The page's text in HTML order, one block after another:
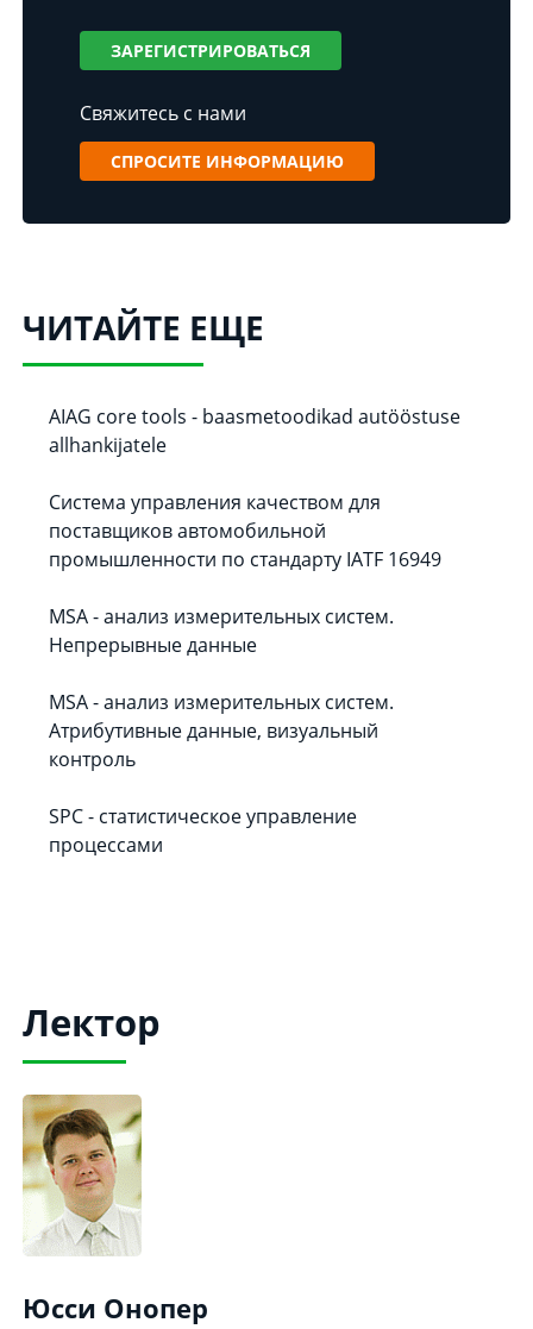
ЗАРЕГИСТРИРОВАТЬСЯ
Свяжитесь с нами
СПРОСИТЕ ИНФОРМАЦИЮ
ЧИТАЙТЕ ЕЩЕ
AIAG core tools - baasmetoodikad autööstuse
allhankijatele
Система управления качеством для
поставщиков автомобильной
промышленности по стандарту IATF 16949
MSA - анализ измерительных систем.
Непрерывные данные
MSA - анализ измерительных систем.
Атрибутивные данные, визуальный
контроль
SPC - статистическое управление
процессами
Лектор
Юсси Онопер